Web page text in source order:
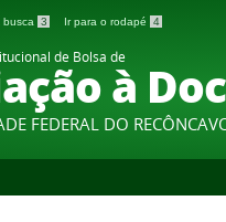
busca 3 Ir para o rodapé 4
de Bolsa de
à
FEDERAL DO